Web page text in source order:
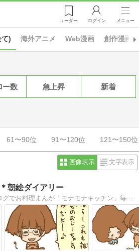
リーダー ログイン メニュー
) 海外アニメ Web漫画 創作漫画
ー数 急上昇 新着
61〜90位 91〜120位 121〜150位
画像表示 文字表示
朝絵ダイアリー
毎日まんが更新！ ブログでお料理まんが「モナモナキッチン」毎日更新中〜♪ イラストとかまんがを描いてるのが好き（＊＾ｖ＾＊